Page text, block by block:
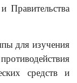
Правительства
для изучения
средств и